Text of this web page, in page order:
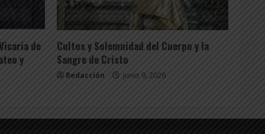
de
y
Tablón Anuncios
Cultos y Solemnidad del Cuerpo y la
Sangre de Cristo
Redacción junio 9, 2026